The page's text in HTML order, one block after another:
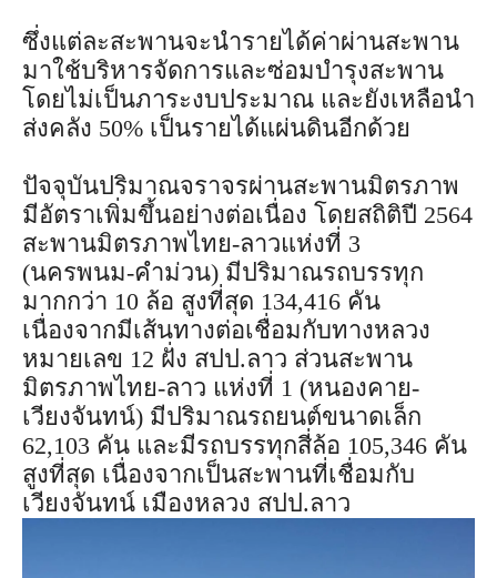
ซึ่งแต่ละสะพานจะนำรายได้ค่าผ่านสะพาน
มาใช้บริหารจัดการและซ่อมบำรุงสะพาน
โดยไม่เป็นภาระงบประมาณ และยังเหลือนำ
ส่งคลัง 50% เป็นรายได้แผ่นดินอีกด้วย
ปัจจุบันปริมาณจราจรผ่านสะพานมิตรภาพ
มีอัตราเพิ่มขึ้นอย่างต่อเนื่อง โดยสถิติปี 2564
สะพานมิตรภาพไทย-ลาวแห่งที่ 3
(นครพนม-คำม่วน) มีปริมาณรถบรรทุก
มากกว่า 10 ล้อ สูงที่สุด 134,416 คัน
เนื่องจากมีเส้นทางต่อเชื่อมกับทางหลวง
หมายเลข 12 ฝั่ง สปป.ลาว ส่วนสะพาน
มิตรภาพไทย-ลาว แห่งที่ 1 (หนองคาย-
เวียงจันทน์) มีปริมาณรถยนต์ขนาดเล็ก
62,103 คัน และมีรถบรรทุกสี่ล้อ 105,346 คัน
สูงที่สุด เนื่องจากเป็นสะพานที่เชื่อมกับ
เวียงจันทน์ เมืองหลวง สปป.ลาว